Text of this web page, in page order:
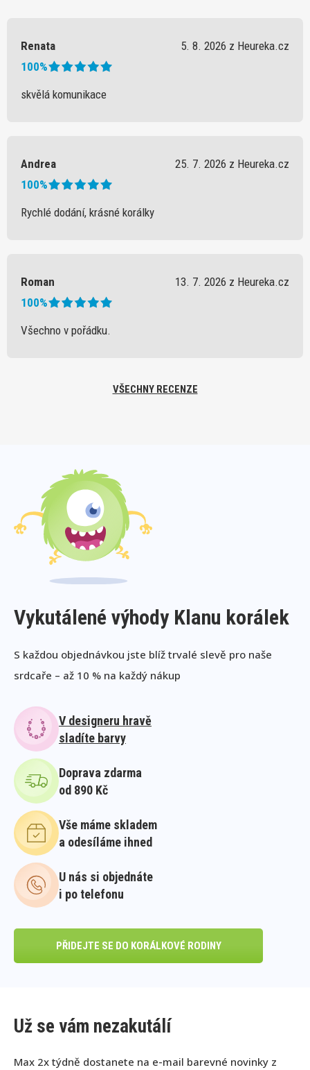
Renata
5. 8. 2026 z Heureka.cz
100%
skvělá komunikace
Andrea
25. 7. 2026 z Heureka.cz
100%
Rychlé dodání, krásné korálky
Roman
13. 7. 2026 z Heureka.cz
100%
Všechno v pořádku.
VŠECHNY RECENZE
Vykutálené výhody Klanu korálek
S každou objednávkou jste blíž trvalé slevě pro naše
srdcaře – až 10 % na každý nákup
V designeru hravě
sladíte barvy
Doprava zdarma
od 890 Kč
Vše máme skladem
a odesíláme ihned
U nás si objednáte
i po telefonu
PŘIDEJTE SE DO KORÁLKOVÉ RODINY
Už se vám nezakutálí
Max 2x týdně dostanete na e-mail barevné novinky z